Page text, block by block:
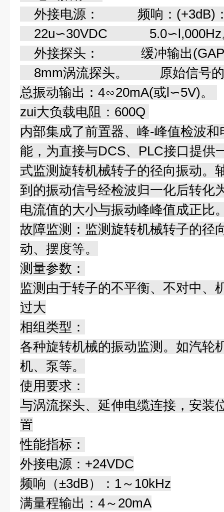
外接电源： 频响：(+3dB)
22u∽30VDC 5.0∽l,000Hz
外接探头： 缓冲输出
8mm涡流探头。 原始信号
总振动输出：4∽20mA(或l∽5V)。
zui大负载电阻：600Q
内部集成了前置器、峰-峰值检波
能，为直接与DCS、PLC接口提供
式监测旋转机械转子的径向振动。
到的振动信号经检波归一化后转化
电流值的大小与振动峰峰值成正比
故障监测：监测旋转机械转子的径
动、摆度等。
测量参数：
监测由于转子的不平衡、不对中、
过大
相组类型：
各种旋转机械的振动监测。如汽轮
机、泵等。
使用要求：
与涡流探头、延伸电缆连接，安装
置
性能指标：
外接电源：+24VDC
频响（±3dB）：1～10kHz
满量程输出：4～20mA